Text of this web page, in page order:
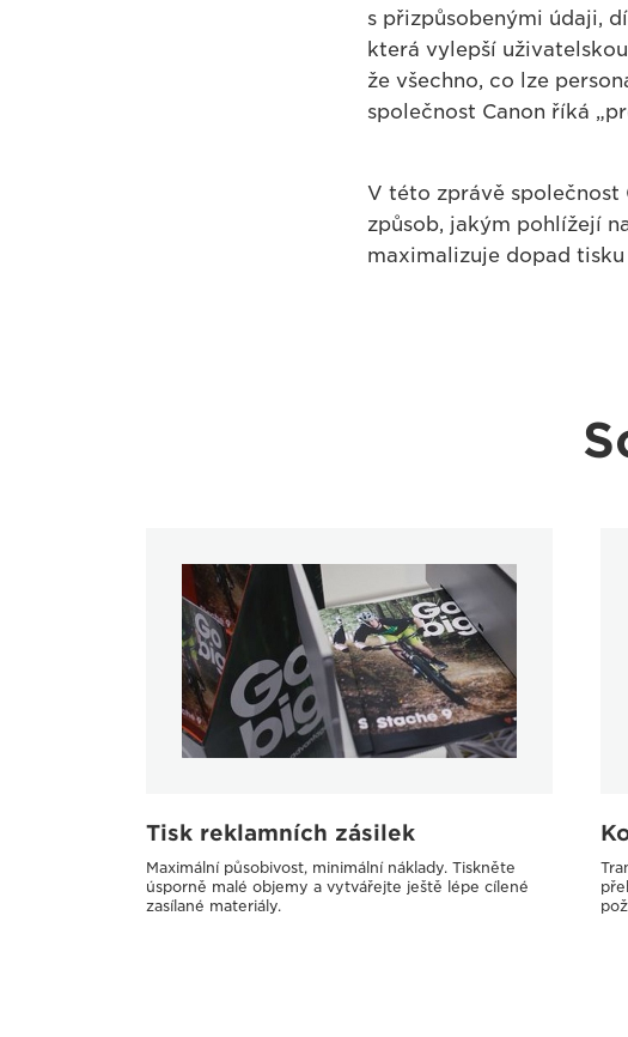
s přizpůsobenými údaji,
která vylepší
že všechno, co lze
společnost Canon říká
V této zprávě společnost
způsob, jakým pohlížejí
maximalizuje dopad
Tisk reklamních zásilek
Maximální působivost, minimální náklady. Tiskněte
úsporně malé objemy a vytvářejte ještě lépe cílené
zasílané materiály.